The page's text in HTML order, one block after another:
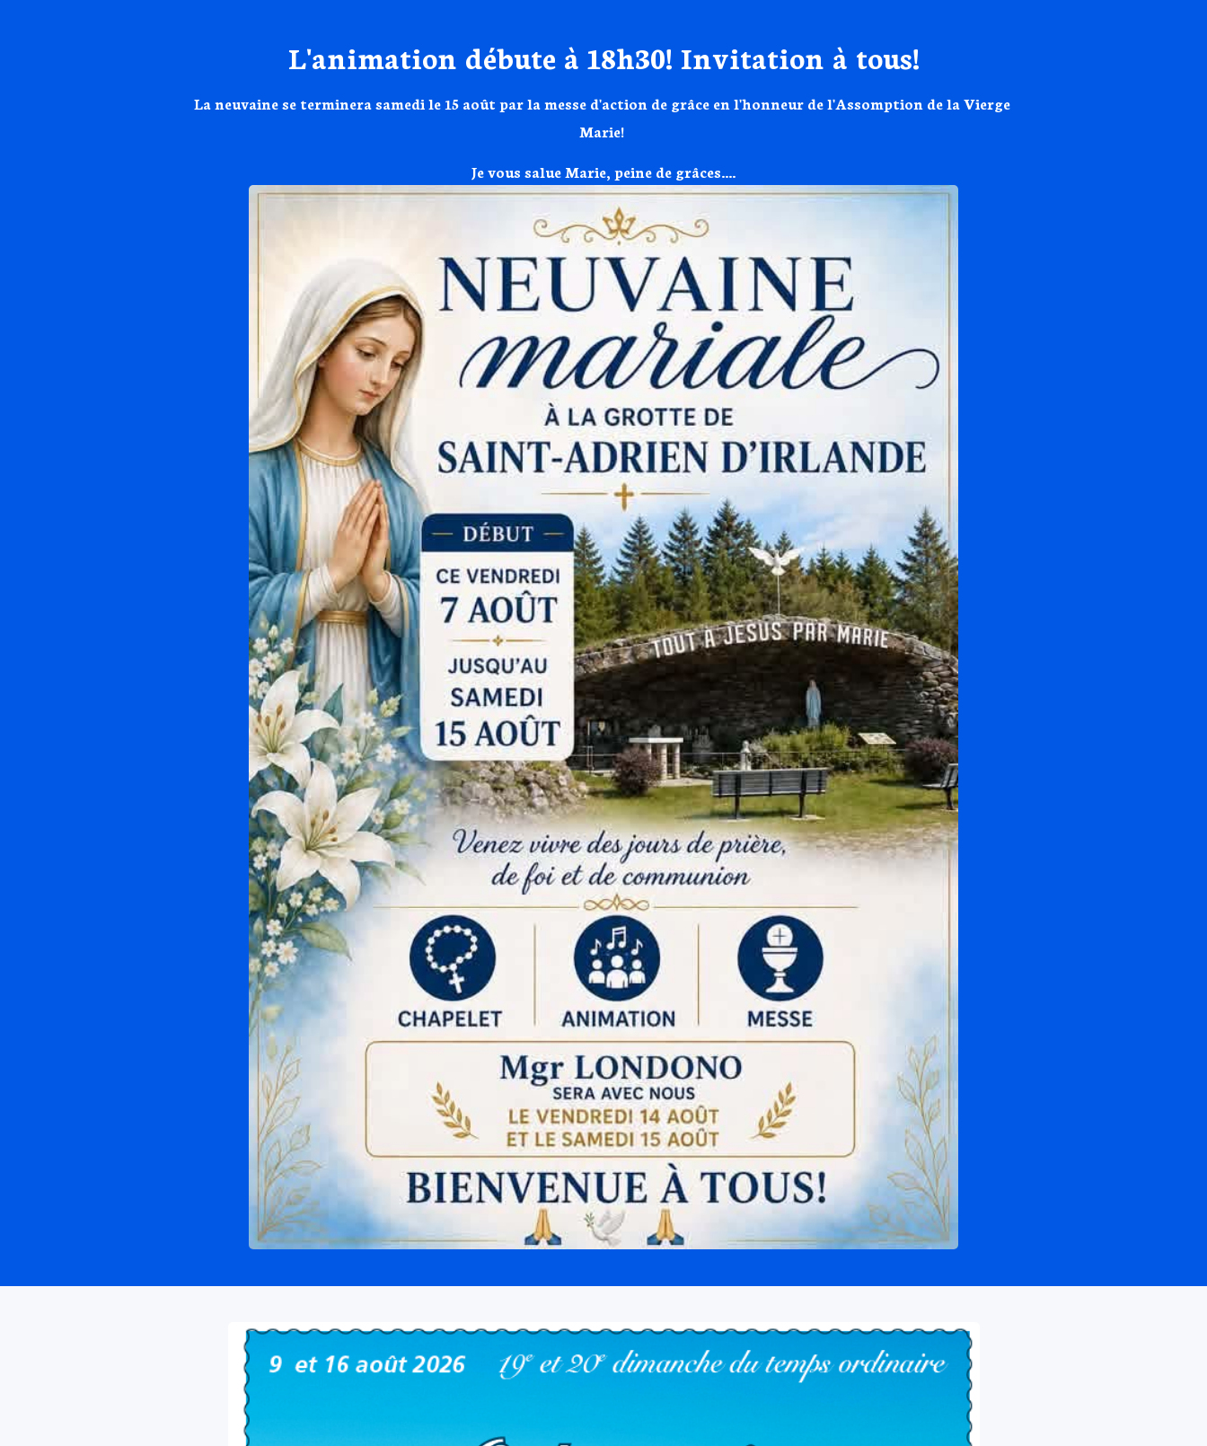
L'animation débute à 18h30! Invitation à tous!
La neuvaine se terminera samedi le 15 août par la messe d'action de grâce en l'honneur de l'Assomption de la Vierge
Marie!
Je vous salue Marie, peine de grâces....